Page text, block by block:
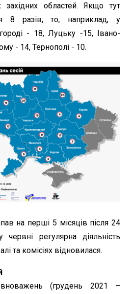
західних областей. Якщо тут
8 разів, то, наприклад, у
- 18, Луцьку -15, Івано-
- 14, Тернополі - 10.
на перші 5 місяців після 24
регулярна діяльність
та комісіях відновилася.
(грудень 2021 –